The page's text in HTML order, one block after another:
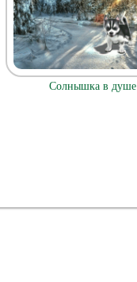
Солнышка в душе